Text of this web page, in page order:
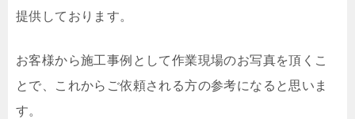
提供しております。
お客様から施工事例として作業現場のお写真を頂くこ
とで、これからご依頼される方の参考になると思いま
す。